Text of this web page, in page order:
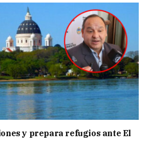
y prepara refugios ante El